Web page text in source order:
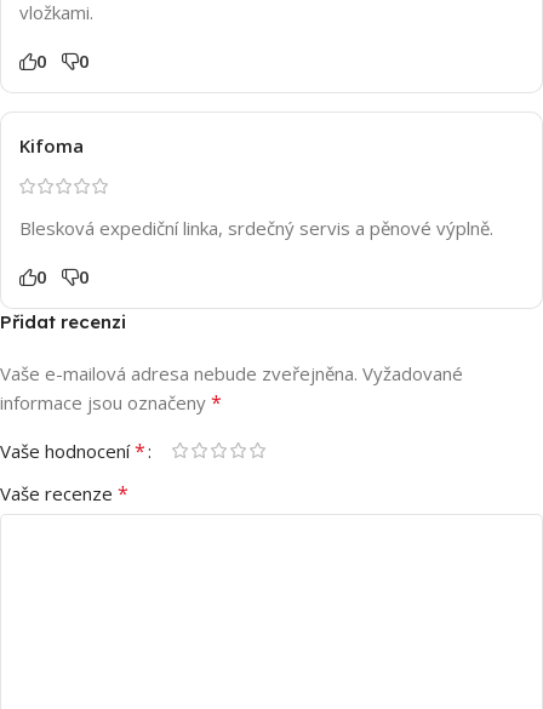
vložkami.
0 0
Kifoma
Blesková expediční linka, srdečný servis a pěnové výplně.
0 0
Přidat recenzi
Vaše e-mailová adresa nebude zveřejněna. Vyžadované
informace jsou označeny *
Vaše hodnocení*
Vaše recenze *